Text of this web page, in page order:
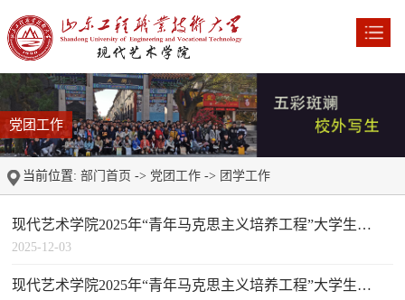
党团工作
当前位置: 部门首页 -> 党团工作 -> 团学工作
现代艺术学院2025年“青年马克思主义培养工程”大学生骨干培训班第四课开讲
2025-12-03
现代艺术学院2025年“青年马克思主义培养工程”大学生骨干培训班第三课开讲